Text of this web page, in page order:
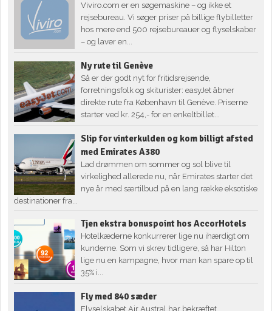
Viviro.com er en søgemaskine – og ikke et
rejsebureau. Vi søger priser på billige flybilletter
hos mere end 500 rejsebureauer og flyselskaber
– og laver en...
Ny rute til Genève
Så er der godt nyt for fritidsrejsende,
forretningsfolk og skiturister: easyJet åbner
direkte rute fra København til Genève. Priserne
starter ved kr. 254,- for en enkeltbillet...
Slip for vinterkulden og kom billigt afsted
med Emirates A380
Lad drømmen om sommer og sol blive til
virkelighed allerede nu, når Emirates starter det
nye år med særtilbud på en lang række eksotiske
destinationer fra...
Tjen ekstra bonuspoint hos AccorHotels
Hotelkæderne konkurrerer lige nu ihærdigt om
kunderne. Som vi skrev tidligere, så har Hilton
lige nu en kampagne, hvor man kan spare op til
35% i...
Fly med 840 sæder
Flyselskabet Air Austral har bekræftet